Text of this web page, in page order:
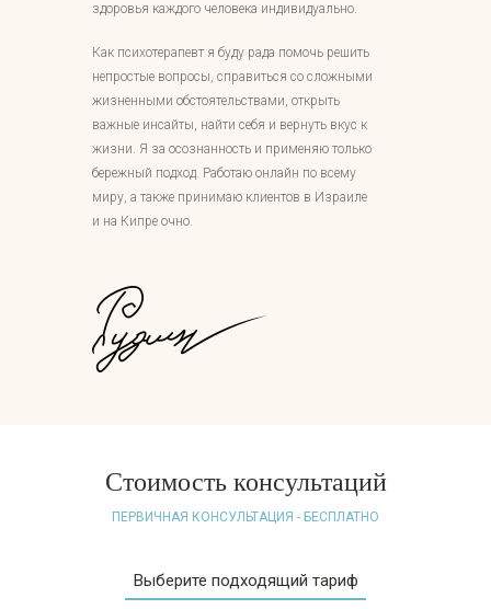
здоровья каждого человека индивидуально.
Как психотерапевт я буду рада помочь решить
непростые вопросы, справиться со сложными
жизненными обстоятельствами, открыть
важные инсайты, найти себя и вернуть вкус к
жизни. Я за осознанность и применяю только
бережный подход. Работаю онлайн по всему
миру, а также принимаю клиентов в Израиле
и на Кипре очно.
Стоимость консультаций
ПЕРВИЧНАЯ КОНСУЛЬТАЦИЯ - БЕСПЛАТНО
Выберите подходящий тариф